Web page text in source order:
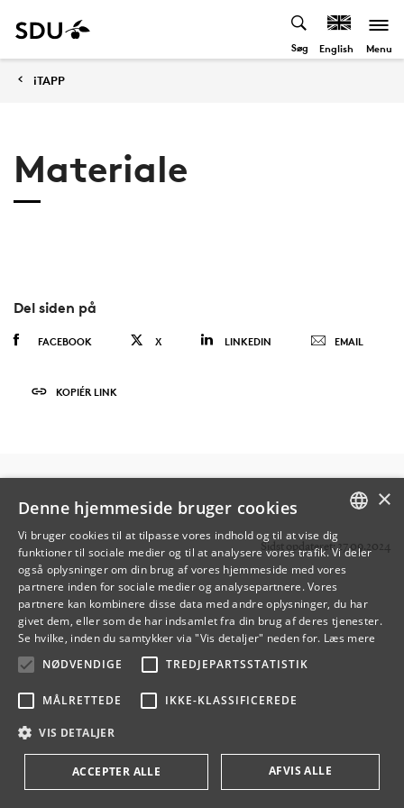
Søg English Menu
iTAPP
Materiale
Del siden på
FACEBOOK X LINKEDIN EMAIL
KOPIÉR LINK
Sidst opdateret: 27.09.2024
DANISH
DANISH
×
Denne hjemmeside bruger cookies
Vi bruger cookies til at tilpasse vores indhold og til at vise dig
funktioner til sociale medier og til at analysere vores trafik. Vi deler
også oplysninger om din brug af vores hjemmeside med vores
partnere inden for sociale medier og analysepartnere. Vores
partnere kan kombinere disse data med andre oplysninger, du har
givet dem, eller som de har indsamlet fra din brug af deres tjenester.
Se hvilke, inden du samtykker via "Vis detaljer" neden for. Læs mere
NØDVENDIGE
TREDJEPARTSSTATISTIK
MÅLRETTEDE IKKE-KLASSIFICEREDE
VIS DETALJER
ACCEPTER ALLE AFVIS ALLE